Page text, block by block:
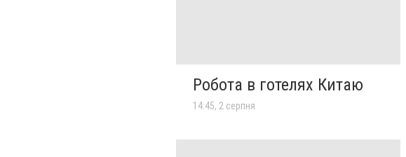
Робота в готелях Китаю
14:45, 2 серпня